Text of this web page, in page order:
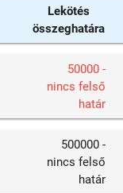
Lekötés
összeghatára
50000 -
nincs felső
határ
500000 -
nincs felső
határ